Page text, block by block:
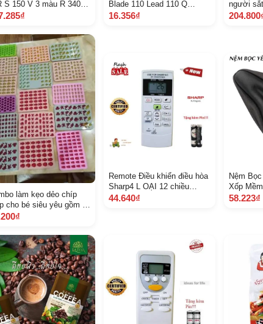
S 150 V 3 màu R 340 Q
K 56 V 80 Z A 7 B 3
Blade 110 Lead 110 Q
A61105 K VG 960 1161
16.356₫
người
ảnh thật
làm kẹo dẻo chíp
cho bé siêu yêu gồm 2
hình khác nhau 1
Remote Điều khiển điều hòa
Sharp4 L OẠI 12 chiều
Inverter các dòng A HA 9 12
44.640₫
Nệm
Xốp
58.223₫